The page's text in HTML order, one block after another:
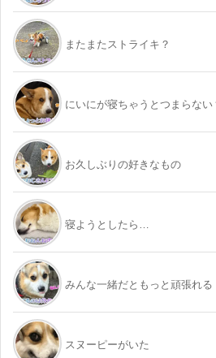
またまたストライキ？
にいにが寝ちゃうとつまらない
お久しぶりの好きなもの
寝ようとしたら…
みんな一緒だともっと頑張れる
スヌーピーがいた